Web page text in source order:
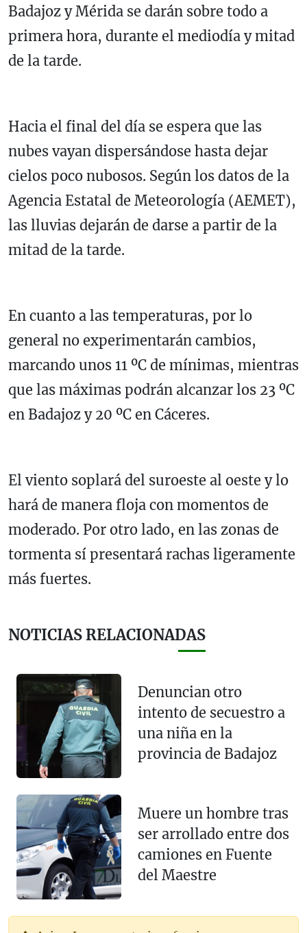
Badajoz y Mérida se darán sobre todo a
primera hora, durante el mediodía y mitad
de la tarde.
Hacia el final del día se espera que las
nubes vayan dispersándose hasta dejar
cielos poco nubosos. Según los datos de la
Agencia Estatal de Meteorología (AEMET),
las lluvias dejarán de darse a partir de la
mitad de la tarde.
En cuanto a las temperaturas, por lo
general no experimentarán cambios,
marcando unos 11 ºC de mínimas, mientras
que las máximas podrán alcanzar los 23 ºC
en Badajoz y 20 ºC en Cáceres.
El viento soplará del suroeste al oeste y lo
hará de manera floja con momentos de
moderado. Por otro lado, en las zonas de
tormenta sí presentará rachas ligeramente
más fuertes.
NOTICIAS RELACIONADAS
Denuncian otro
intento de secuestro a
una niña en la
provincia de Badajoz
Muere un hombre tras
ser arrollado entre dos
camiones en Fuente
del Maestre